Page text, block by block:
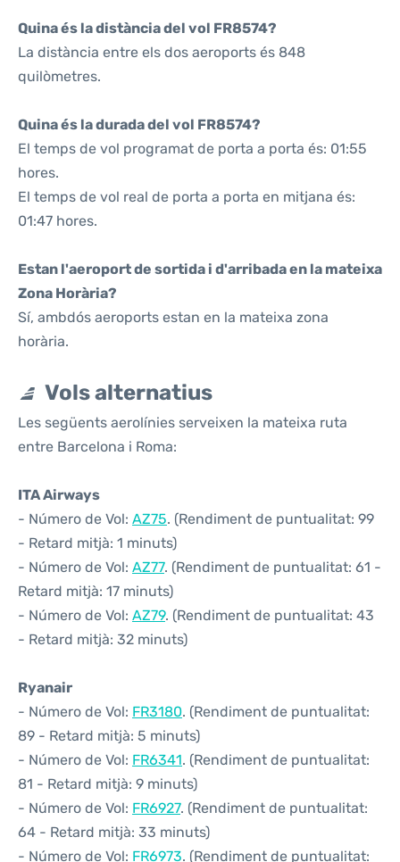
Quina és la distància del vol FR8574?
La distància entre els dos aeroports és 848
quilòmetres.
Quina és la durada del vol FR8574?
El temps de vol programat de porta a porta és: 01:55
hores.
El temps de vol real de porta a porta en mitjana és:
01:47 hores.
Estan l'aeroport de sortida i d'arribada en la mateixa
Zona Horària?
Sí, ambdós aeroports estan en la mateixa zona
horària.
Vols alternatius
Les següents aerolínies serveixen la mateixa ruta
entre Barcelona i Roma:
ITA Airways
- Número de Vol: AZ75. (Rendiment de puntualitat: 99
- Retard mitjà: 1 minuts)
- Número de Vol: AZ77. (Rendiment de puntualitat: 61 -
Retard mitjà: 17 minuts)
- Número de Vol: AZ79. (Rendiment de puntualitat: 43
- Retard mitjà: 32 minuts)
Ryanair
- Número de Vol: FR3180. (Rendiment de puntualitat:
89 - Retard mitjà: 5 minuts)
- Número de Vol: FR6341. (Rendiment de puntualitat:
81 - Retard mitjà: 9 minuts)
- Número de Vol: FR6927. (Rendiment de puntualitat:
64 - Retard mitjà: 33 minuts)
- Número de Vol: FR6973. (Rendiment de puntualitat: